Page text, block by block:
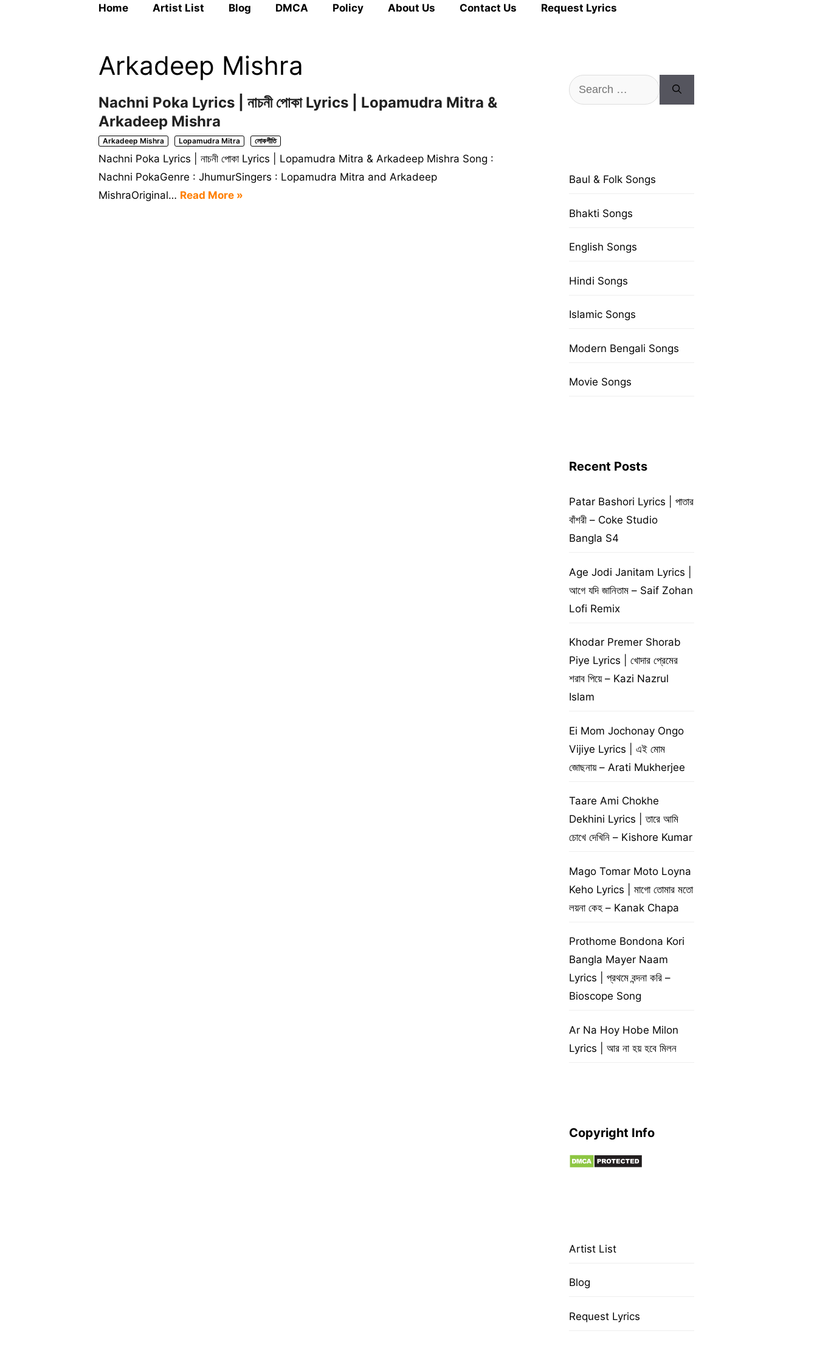
Home Artist List Blog DMCA Policy About Us Contact Us Request Lyrics
Arkadeep Mishra
Nachni Poka Lyrics | নাচনী পোকা Lyrics | Lopamudra Mitra &
Arkadeep Mishra
Arkadeep Mishra Lopamudra Mitra লোকগীতি
Nachni Poka Lyrics | নাচনী পোকা Lyrics | Lopamudra Mitra & Arkadeep Mishra Song :
Nachni PokaGenre : JhumurSingers : Lopamudra Mitra and Arkadeep
MishraOriginal… Read More »
Search
for:
Baul & Folk Songs
Bhakti Songs
English Songs
Hindi Songs
Islamic Songs
Modern Bengali Songs
Movie Songs
Recent Posts
Patar Bashori Lyrics | পাতার
বাঁশরী – Coke Studio
Bangla S4
Age Jodi Janitam Lyrics |
আগে যদি জানিতাম – Saif Zohan
Lofi Remix
Khodar Premer Shorab
Piye Lyrics | খোদার প্রেমের
শরাব পিয়ে – Kazi Nazrul
Islam
Ei Mom Jochonay Ongo
Vijiye Lyrics | এই মোম
জোছনায় – Arati Mukherjee
Taare Ami Chokhe
Dekhini Lyrics | তারে আমি
চোখে দেখিনি – Kishore Kumar
Mago Tomar Moto Loyna
Keho Lyrics | মাগো তোমার মতো
লয়না কেহ – Kanak Chapa
Prothome Bondona Kori
Bangla Mayer Naam
Lyrics | প্রথমে বন্দনা করি –
Bioscope Song
Ar Na Hoy Hobe Milon
Lyrics | আর না হয় হবে মিলন
Copyright Info
Artist List
Blog
Request Lyrics